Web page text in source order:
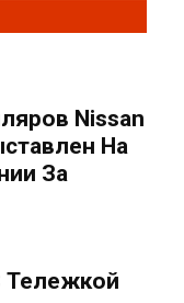
Nissan
На
За
Тележкой